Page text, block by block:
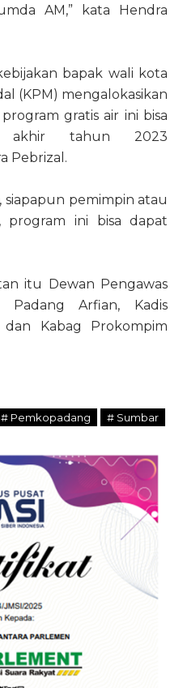
AM,” kata Hendra
bapak wali kota
(KPM) mengalokasikan
gratis air ini bisa
akhir tahun 2023
Pebrizal.
siapapun pemimpin atau
program ini bisa dapat
itu Dewan Pengawas
Padang Arfian, Kadis
Kabag Prokompim
# Pemkopadang # Sumbar